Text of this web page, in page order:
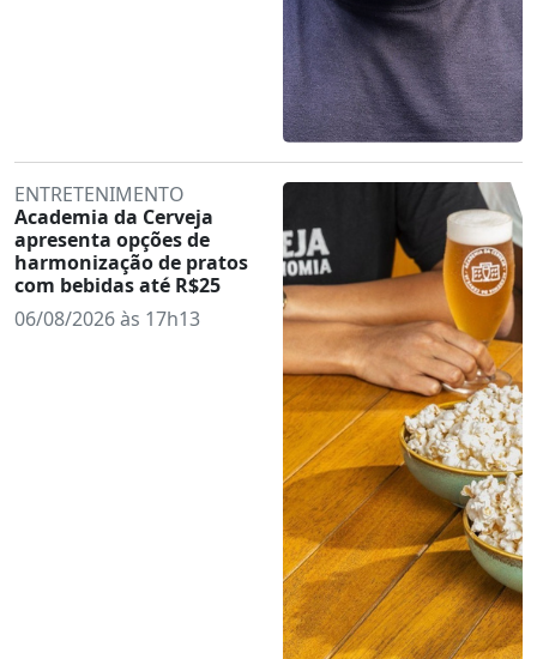
ENTRETENIMENTO
Academia da Cerveja
apresenta opções de
harmonização de pratos
com bebidas até R$25
06/08/2026 às 17h13